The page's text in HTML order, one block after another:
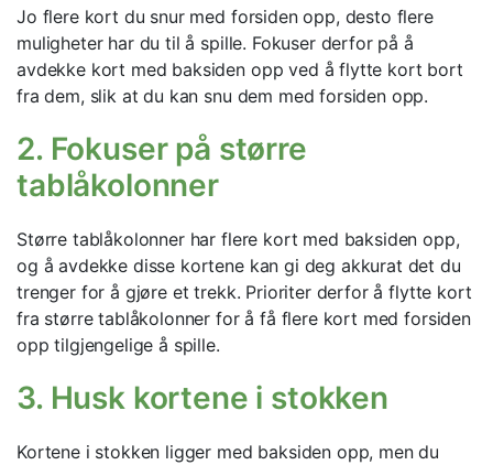
Jo flere kort du snur med forsiden opp, desto flere
muligheter har du til å spille. Fokuser derfor på å
avdekke kort med baksiden opp ved å flytte kort bort
fra dem, slik at du kan snu dem med forsiden opp.
2. Fokuser på større
tablåkolonner
Større tablåkolonner har flere kort med baksiden opp,
og å avdekke disse kortene kan gi deg akkurat det du
trenger for å gjøre et trekk. Prioriter derfor å flytte kort
fra større tablåkolonner for å få flere kort med forsiden
opp tilgjengelige å spille.
3. Husk kortene i stokken
Kortene i stokken ligger med baksiden opp, men du